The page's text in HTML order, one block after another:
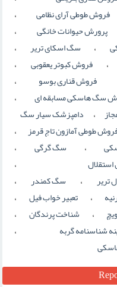
فروش طوطی آرای نظامی ،
پرورش حیوانات خانگی ،
، سگ اسکای تریر ،
، فروش کبوتر یعقوبی ،
فروش قناری بوسو ،
سگ هاسکی مسابقه ای ،
، دامپزشک سیار سگ
طوطی آمازون تاج قرمز ،
، سگ گرگی ،
،
تریر ، سگ کمندر ،
، تعبیر خواب فیل ،
، شناخت پرندگان ،
شناسنامه گربه ،